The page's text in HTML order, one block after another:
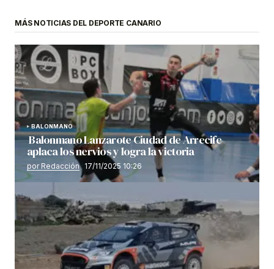
MÁS NOTICIAS DEL DEPORTE CANARIO
BALONMANO
Balonmano Lanzarote Ciudad de Arrecife
aplaca los nervios y logra la victoria
por Redacción 17/11/2025 10:26